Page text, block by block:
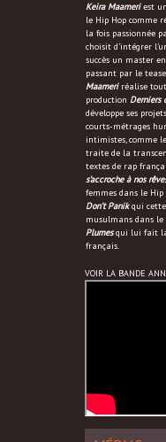
Keira Maameri est
le Hip Hop comme
la fois passionnée
choisit d’intégrer
succès un master
passant par le
Maameriréalise
production Derniers
développe ses
courts-métrages
intimistes, comme
traite de la
textes de rap
s’accroche à nos
femmes dans le Hip
Don’t Panikqui cette
musulmans dans le
Plumesqui lui fait
français.
VOIR LA BANDE